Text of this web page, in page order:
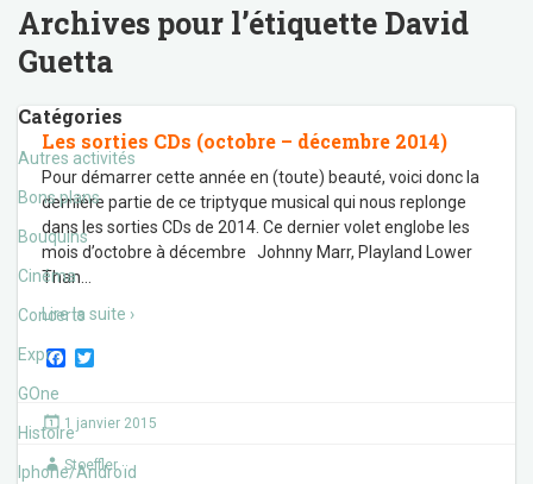
Archives pour l’étiquette David
Guetta
Catégories
Autres activités
Bons plans
Bouquins
Cinéma
Concerts
Expos
GOne
Histoire
Iphone/Androïd
Les sorties CDs (octobre – décembre 2014)
Pour démarrer cette année en (toute) beauté, voici donc la
dernière partie de ce triptyque musical qui nous replonge
dans les sorties CDs de 2014. Ce dernier volet englobe les
mois d’octobre à décembre Johnny Marr, Playland Lower
Than
Lire la suite ›
F
e
b
o
t
r
1 janvier 2015
Stoeffler